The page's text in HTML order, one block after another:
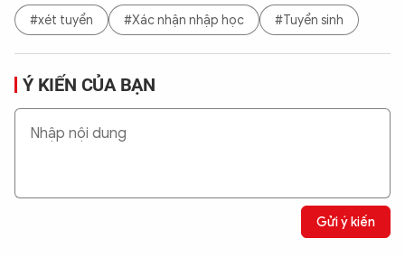
#xét tuyển #Xác nhận nhập học #Tuyển sinh
Ý KIẾN CỦA BẠN
Gửi ý kiến